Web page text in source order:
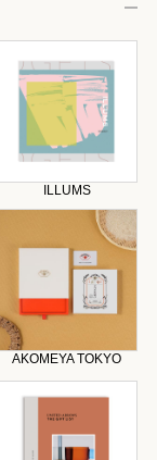
ILLUMS
AKOMEYA TOKYO